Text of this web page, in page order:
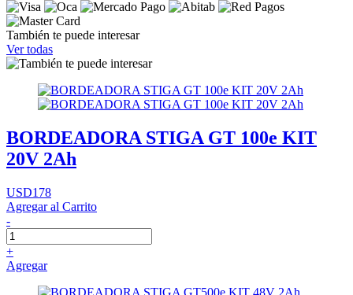
También te puede interesar
Ver todas
BORDEADORA STIGA GT 100e KIT
20V 2Ah
USD178
Agregar al Carrito
-
+
Agregar